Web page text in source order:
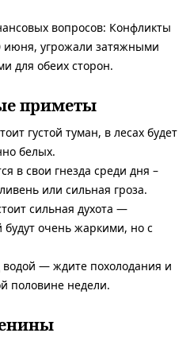
вопросов: Конфликты
июня, угрожали затяжными
для обеих сторон.
приметы
густой туман, в лесах будет
белых.
в свои гнезда среди дня –
или сильная гроза.
сильная духота —
очень жаркими, но с
— ждите похолодания и
половине недели.